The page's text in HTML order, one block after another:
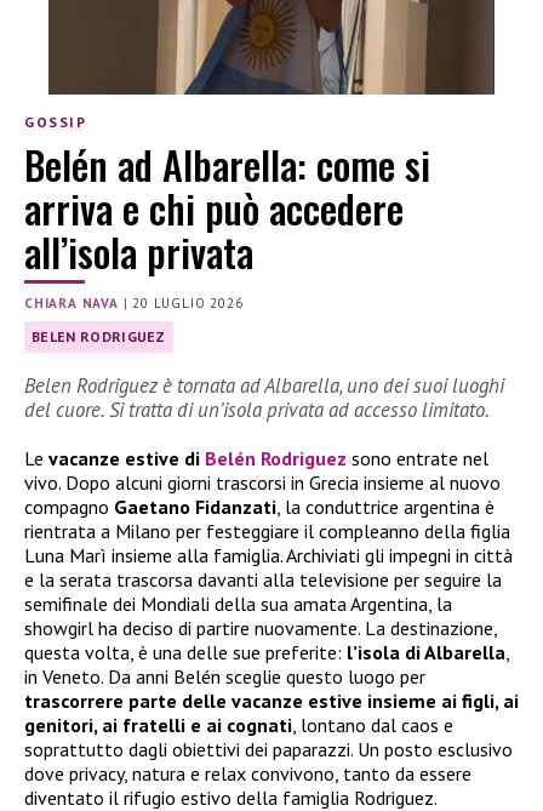
GOSSIP
Belén ad Albarella: come si
arriva e chi può accedere
all’isola privata
CHIARA NAVA |20 LUGLIO 2026
BELEN RODRIGUEZ
Belen Rodriguez è tornata ad Albarella, uno dei suoi luoghi
del cuore. Si tratta di un’isola privata ad accesso limitato.
Le vacanze estive di Belén Rodriguez sono entrate nel
vivo. Dopo alcuni giorni trascorsi in Grecia insieme al nuovo
compagno Gaetano Fidanzati , la conduttrice argentina è
rientrata a Milano per festeggiare il compleanno della figlia
Luna Marì insieme alla famiglia. Archiviati gli impegni in città
e la serata trascorsa davanti alla televisione per seguire la
semifinale dei Mondiali della sua amata Argentina, la
showgirl ha deciso di partire nuovamente. La destinazione,
questa volta, è una delle sue preferite: l’isola di Albarella
in Veneto. Da anni Belén sceglie questo luogo per
trascorrere parte delle vacanze estive insieme ai figli, ai
genitori, ai fratelli e ai cognati , lontano dal caos e
soprattutto dagli obiettivi dei paparazzi. Un posto esclusivo
dove privacy, natura e relax convivono, tanto da essere
diventato il rifugio estivo della famiglia Rodriguez.